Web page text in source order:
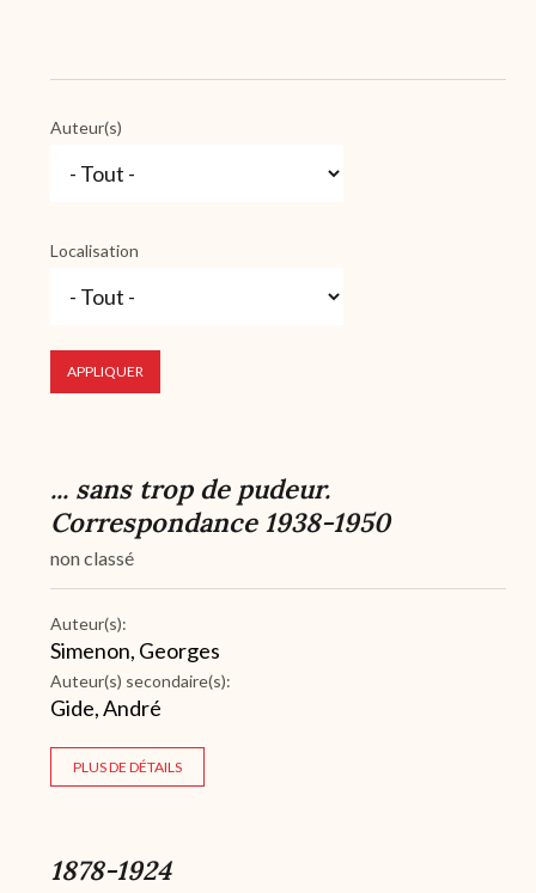
Auteur(s)
Localisation
... sans trop de pudeur.
Correspondance 1938-1950
non classé
Auteur(s):
Simenon, Georges
Auteur(s) secondaire(s):
Gide, André
PLUS DE DÉTAILS
1878-1924